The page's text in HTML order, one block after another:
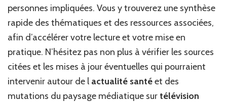
personnes impliquées. Vous y trouverez une synthèse
rapide des thématiques et des ressources associées,
afin d’accélérer votre lecture et votre mise en
pratique. N’hésitez pas non plus à vérifier les sources
citées et les mises à jour éventuelles qui pourraient
intervenir autour de l actualité santéet des
mutations du paysage médiatique surtélévision